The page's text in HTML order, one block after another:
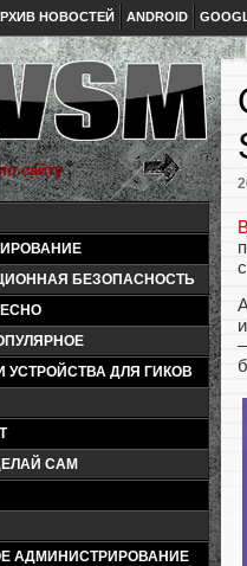
НОВОСТЕЙ ANDROID
БЕЗОПАСНОСТЬ
УСТРОЙСТВА ДЛЯ ГИКОВ
САМ
АДМИНИСТРИРОВАНИЕ